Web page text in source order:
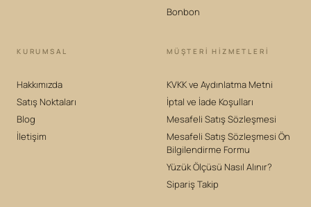
Bonbon
KURUMSAL
Hakkımızda
Satış Noktaları
Blog
İletişim
MÜŞTERİ HİZMETLERİ
KVKK ve Aydınlatma Metni
İptal ve İade Koşulları
Mesafeli Satış Sözleşmesi
Mesafeli Satış Sözleşmesi Ön
Bilgilendirme Formu
Yüzük Ölçüsü Nasıl Alınır?
Sipariş Takip